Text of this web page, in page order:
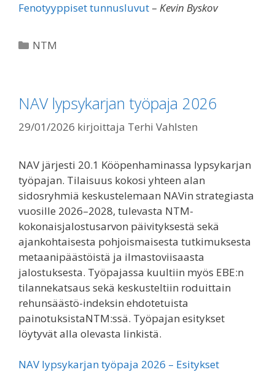
Fenotyyppiset tunnusluvut – Kevin Byskov
Kategoriat
NTM
NAV lypsykarjan työpaja 2026
29/01/2026 kirjoittaja Terhi Vahlsten
NAV järjesti 20.1 Kööpenhaminassa lypsykarjan
työpajan. Tilaisuus kokosi yhteen alan
sidosryhmiä keskustelemaan NAVin strategiasta
vuosille 2026–2028, tulevasta NTM-
kokonaisjalostusarvon päivityksestä sekä
ajankohtaisesta pohjoismaisesta tutkimuksesta
metaanipäästöistä ja ilmastoviisaasta
jalostuksesta. Työpajassa kuultiin myös EBE:n
tilannekatsaus sekä keskusteltiin roduittain
rehunsäästö-indeksin ehdotetuista
painotuksistaNTM:ssä. Työpajan esitykset
löytyvät alla olevasta linkistä.
NAV lypsykarjan työpaja 2026 – Esitykset